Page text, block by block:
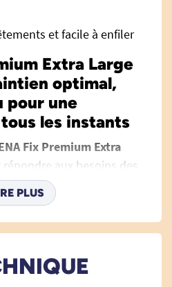
et facile à enfiler
Extra Large
optimal,
pour une
les instants
Fix Premium Extra
aux besoins des
une solution efficace et
gestion de l’incontinence.
mobilité quotidienne
desprotections adultes
offrant un maximum de
PLUS